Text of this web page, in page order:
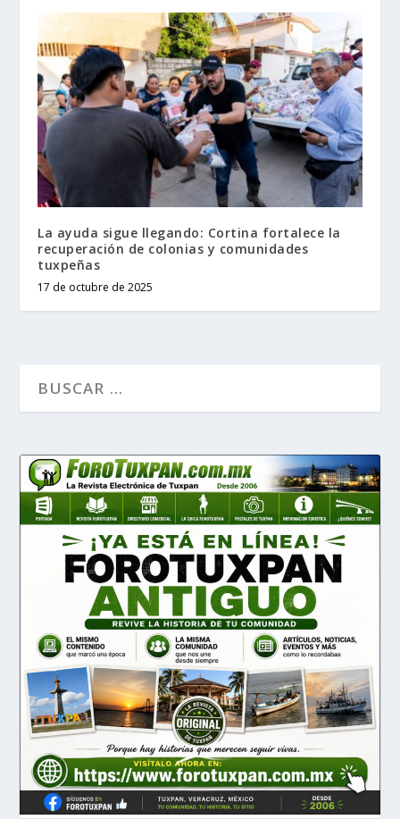
La ayuda sigue llegando: Cortina fortalece la
recuperación de colonias y comunidades
tuxpeñas
17 de octubre de 2025